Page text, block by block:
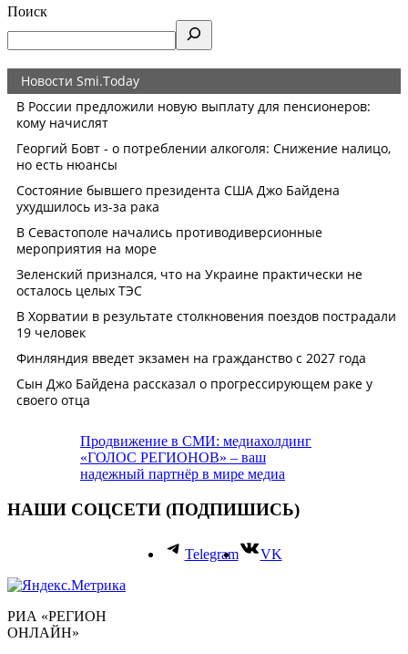
Поиск
Продвижение в СМИ: медиахолдинг
«ГОЛОС РЕГИОНОВ» – ваш
надежный партнёр в мире медиа
НАШИ СОЦСЕТИ (ПОДПИШИСЬ)
Telegram VK
РИА «РЕГИОН
ОНЛАЙН»